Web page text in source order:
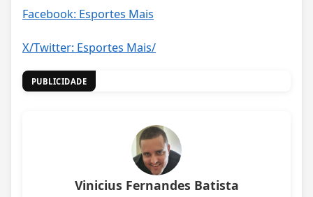
Facebook: Esportes Mais
X/Twitter: Esportes Mais/
PUBLICIDADE
Vinicius Fernandes Batista